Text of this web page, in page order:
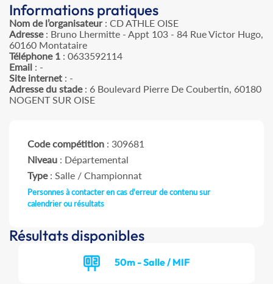
Informations pratiques
Nom de l’organisateur: CD ATHLE OISE
Adresse: Bruno Lhermitte - Appt 103 - 84 Rue Victor Hugo,
60160 Montataire
Téléphone 1 : 0633592114
Email : -
Site internet : -
Adresse du stade: 6 Boulevard Pierre De Coubertin, 60180
NOGENT SUR OISE
Code compétition : 309681
Niveau : Départemental
Type: Salle / Championnat
Personnes à contacter en cas d'erreur de contenu sur
calendrier ou résultats
Résultats disponibles
50m - Salle / MIF